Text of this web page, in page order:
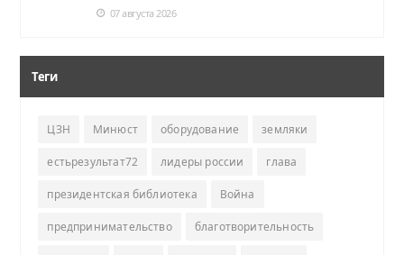
07 августа 2026
Теги
ЦЗН Минюст оборудование земляки
естьрезультат72 лидеры россии глава
президентская библиотека Война
предпринимательство благотворительность